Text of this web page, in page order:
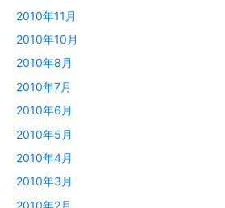
2010年11月
2010年10月
2010年8月
2010年7月
2010年6月
2010年5月
2010年4月
2010年3月
2010年2月